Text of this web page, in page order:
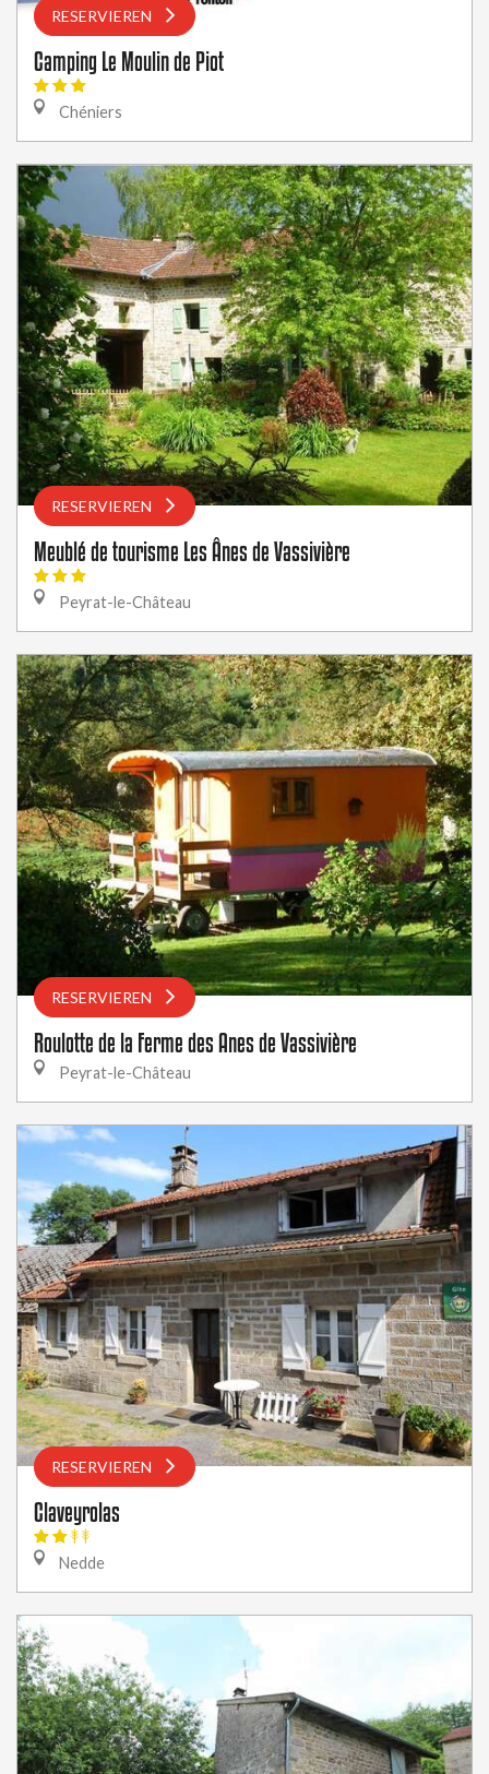
RESERVIEREN
Camping Le Moulin de Piot
Chéniers
RESERVIEREN
Meublé de tourisme Les Ânes de Vassivière
Peyrat-le-Château
RESERVIEREN
Roulotte de la Ferme des Anes de Vassivière
Peyrat-le-Château
RESERVIEREN
Claveyrolas
Nedde